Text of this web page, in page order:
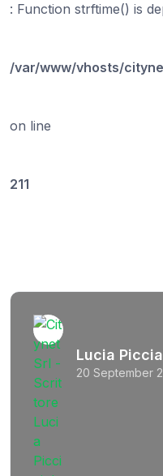
: Function strftime() is
/var/www/vhosts/
on line
211
Lucia
20 September